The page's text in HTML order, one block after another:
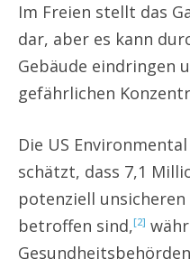
Im Freien stellt das
dar, aber es kann
Gebäude eindringen
gefährlichen
Die US
schätzt, dass 7,1
potenziell
betroffen sind,[2]